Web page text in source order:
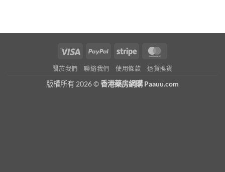
Visa PayPal Stripe
關於我們 聯絡我們 使用條款 退貨換貨
版權所有 2026 ©香港藥房網購 Paauu.com